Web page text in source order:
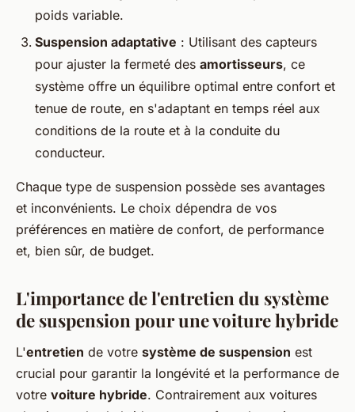
poids variable.
Suspension adaptative : Utilisant des capteurs
pour ajuster la fermeté des amortisseurs, ce
système offre un équilibre optimal entre confort et
tenue de route, en s'adaptant en temps réel aux
conditions de la route et à la conduite du
conducteur.
Chaque type de suspension possède ses avantages
et inconvénients. Le choix dépendra de vos
préférences en matière de confort, de performance
et, bien sûr, de budget.
L'importance de l'entretien du système
de suspension pour une voiture hybride
L'entretien de votre système de suspension est
crucial pour garantir la longévité et la performance de
votre voiture hybride. Contrairement aux voitures